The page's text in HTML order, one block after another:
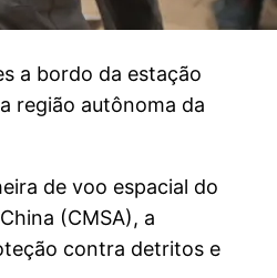
a bordo da estação
região autônoma da
de voo espacial do
(CMSA), a
contra detritos e